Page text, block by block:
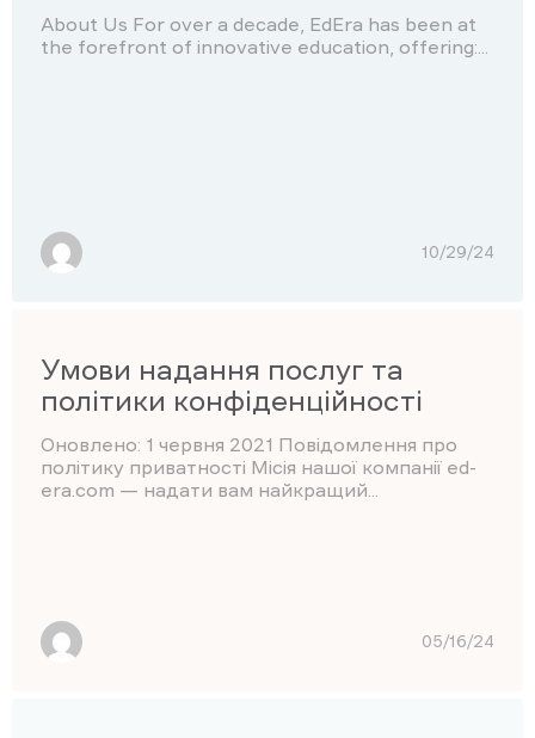
About Us For over a decade, EdEra has been at
the forefront of innovative education, offering:...
10/29/24
Умови надання послуг та
політики конфіденційності
Оновлено: 1 червня 2021 Повідомлення про
політику приватності Місія нашої компанії ed-
era.com — надати вам найкращий...
05/16/24